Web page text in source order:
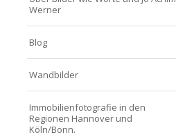
Werner
Blog
Wandbilder
Immobilienfotografie in den
Regionen Hannover und
Köln/Bonn.